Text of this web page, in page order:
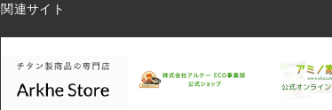
関連サイト